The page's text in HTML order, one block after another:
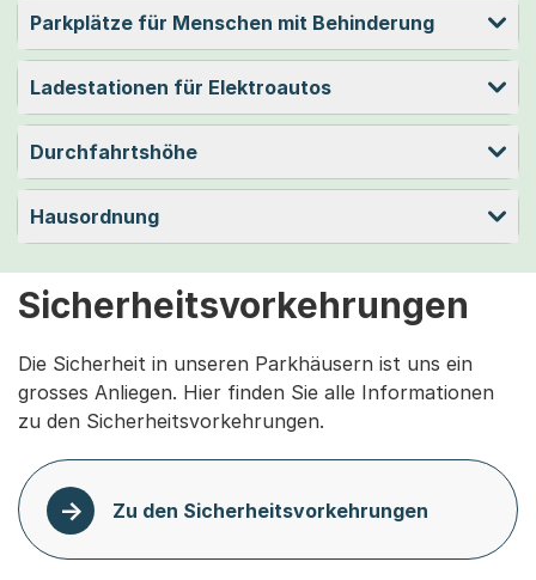
Parkplätze für Menschen mit Behinderung
Ladestationen für Elektroautos
Durchfahrtshöhe
Hausordnung
Sicherheitsvorkehrungen
Die Sicherheit in unseren Parkhäusern ist uns ein
grosses Anliegen. Hier finden Sie alle Informationen
zu den Sicherheitsvorkehrungen.
Zu den Sicherheitsvorkehrungen